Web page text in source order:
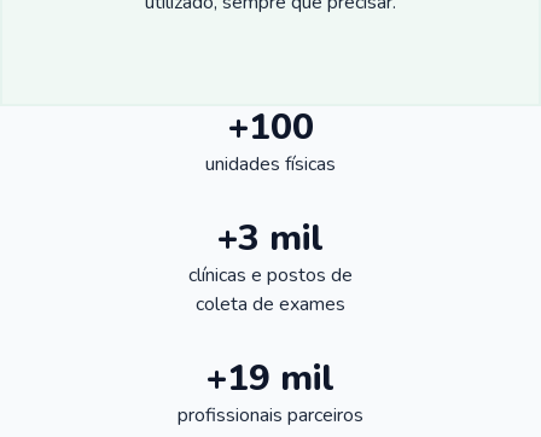
+100
unidades físicas
+3 mil
clínicas e postos de
coleta de exames
+19 mil
profissionais parceiros